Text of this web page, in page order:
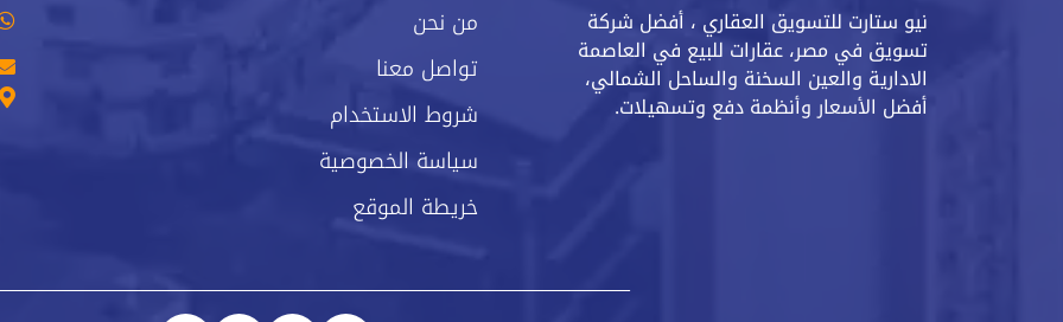
نيو ستارت للتسويق العقاري ، أفضل شركة
تسويق في مصر، عقارات للبيع في العاصمة
الادارية والعين السخنة والساحل الشمالي،
أفضل الأسعار وأنظمة دفع وتسهيلات.
من نحن
تواصل معنا
شروط الاستخدام
سياسة الخصوصية
خريطة الموقع